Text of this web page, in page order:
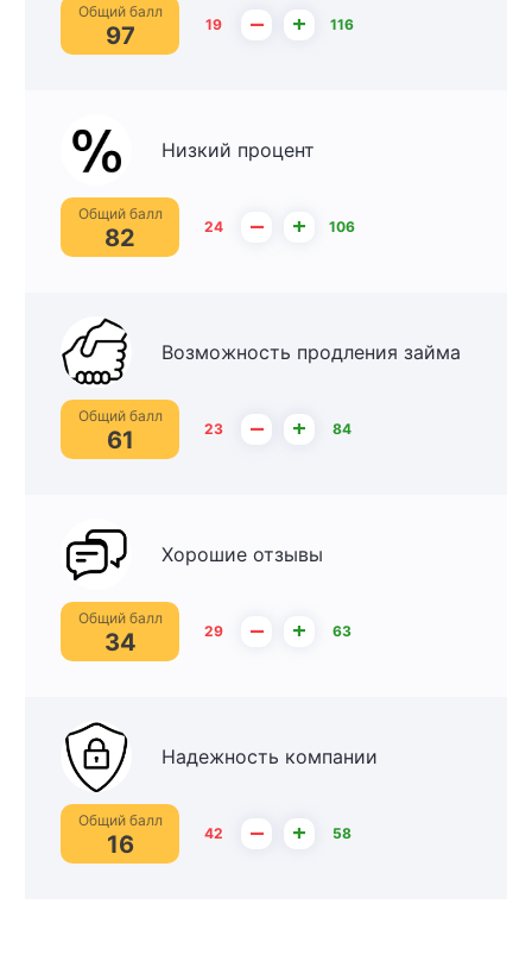
Общий балл
97 19 – + 116
Низкий процент
Общий балл
82 24 – + 106
Возможность продления займа
Общий балл
61 23 – + 84
Хорошие отзывы
Общий балл
34 29 – + 63
Надежность компании
Общий балл
16 42 – + 58